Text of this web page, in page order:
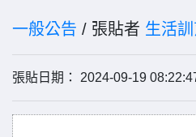
一般公告 / 張貼者 生活
張貼日期： 2024-09-19